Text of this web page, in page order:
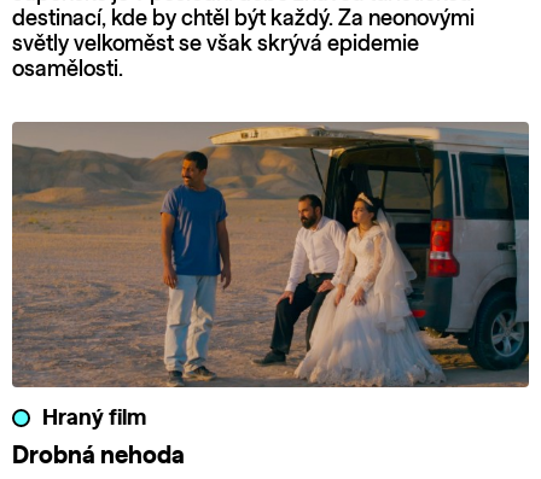
destinací, kde by chtěl být každý. Za neonovými
světly velkoměst se však skrývá epidemie
osamělosti.
Hraný film
Drobná nehoda